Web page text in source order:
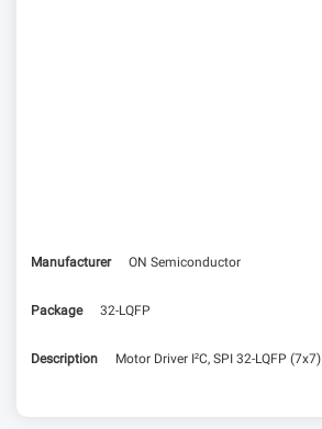
Manufacturer
ON Semiconductor
Package 32-LQFP
Description Motor Driver I²C, SPI 32-LQFP (7x7)